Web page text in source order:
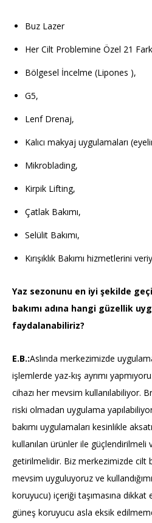
Buz Lazer
Her Cilt Problemine Özel 21
Bölgesel İncelme (Lipones ),
G5,
Lenf Drenaj,
Kalıcı makyaj uygulamaları
Mikroblading,
Kirpik Lifting,
Çatlak Bakımı,
Selülit Bakımı,
Kırışıklık Bakımı hizmetlerini
Yaz sezonunu en iyi şekilde
bakımı adına hangi güzellik
faydalanabiliriz?
E.B.:Aslında merkezimizde
işlemlerde yaz-kış ayrımı
cihazı her mevsim kullanılabiliyor.
riski olmadan uygulama
bakımı uygulamaları kesinlikle
kullanılan ürünler ile güçlendirilmeli
getirilmelidir. Biz merkezimizde cilt
mevsim uyguluyoruz ve
koruyucu) içeriği taşımasına dikkat
güneş koruyucu asla eksik